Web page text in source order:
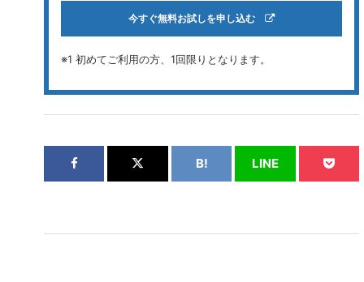
今すぐ無料お試しを申し込む
※1 初めてご利用の方、1回限りとなります。
B! LINE